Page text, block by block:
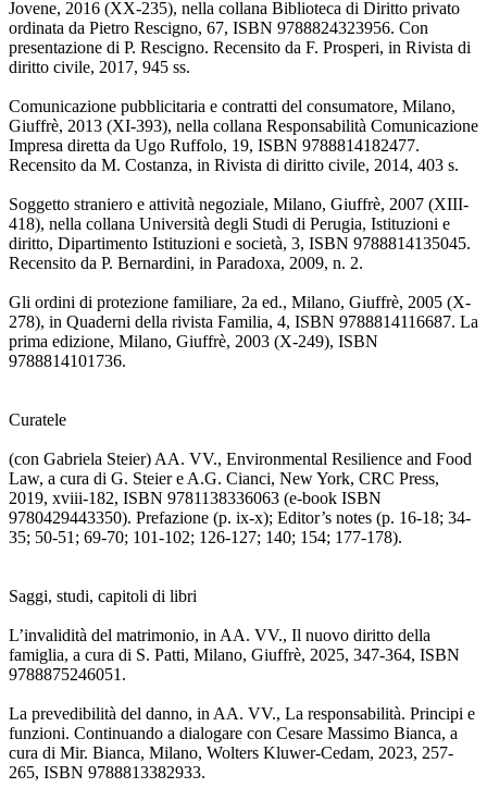
Jovene, 2016 (XX-235), nella collana Biblioteca di Diritto privato
ordinata da Pietro Rescigno, 67, ISBN 9788824323956. Con
presentazione di P. Rescigno. Recensito da F. Prosperi, in Rivista di
diritto civile, 2017, 945 ss.
Comunicazione pubblicitaria e contratti del consumatore, Milano,
Giuffrè, 2013 (XI-393), nella collana Responsabilità Comunicazione
Impresa diretta da Ugo Ruffolo, 19, ISBN 9788814182477.
Recensito da M. Costanza, in Rivista di diritto civile, 2014, 403 s.
Soggetto straniero e attività negoziale, Milano, Giuffrè, 2007 (XIII-
418), nella collana Università degli Studi di Perugia, Istituzioni e
diritto, Dipartimento Istituzioni e società, 3, ISBN 9788814135045.
Recensito da P. Bernardini, in Paradoxa, 2009, n. 2.
Gli ordini di protezione familiare, 2a ed., Milano, Giuffrè, 2005 (X-
278), in Quaderni della rivista Familia, 4, ISBN 9788814116687. La
prima edizione, Milano, Giuffrè, 2003 (X-249), ISBN
9788814101736.
Curatele
(con Gabriela Steier) AA. VV., Environmental Resilience and Food
Law, a cura di G. Steier e A.G. Cianci, New York, CRC Press,
2019, xviii-182, ISBN 9781138336063 (e-book ISBN
9780429443350). Prefazione (p. ix-x); Editor’s notes (p. 16-18; 34-
35; 50-51; 69-70; 101-102; 126-127; 140; 154; 177-178).
Saggi, studi, capitoli di libri
L’invalidità del matrimonio, in AA. VV., Il nuovo diritto della
famiglia, a cura di S. Patti, Milano, Giuffrè, 2025, 347-364, ISBN
9788875246051.
La prevedibilità del danno, in AA. VV., La responsabilità. Principi e
funzioni. Continuando a dialogare con Cesare Massimo Bianca, a
cura di Mir. Bianca, Milano, Wolters Kluwer-Cedam, 2023, 257-
265, ISBN 9788813382933.